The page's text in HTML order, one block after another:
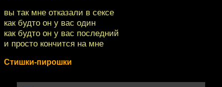
вы так мне отказали в сексе
как будто он у вас один
как будто он у вас последний
и просто кончится на мне
Стишки-пирошки